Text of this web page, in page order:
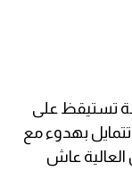
تستيقظ على
تتمايل بهدوء مع
العالية عاش